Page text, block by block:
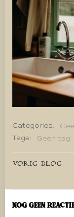
Categories:
Tags:
Geen tag
Bericht
VORIG BLOG
Nog geen